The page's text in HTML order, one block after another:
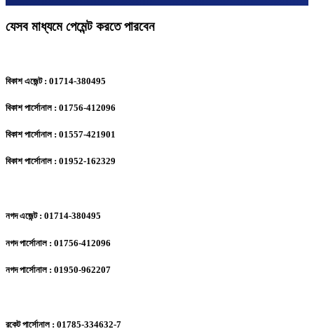
যেসব মাধ্যমে পেমেন্ট করতে পারবেন
বিকাশ এজেন্ট : 01714-380495
বিকাশ পার্সোনাল : 01756-412096
বিকাশ পার্সোনাল : 01557-421901
বিকাশ পার্সোনাল : 01952-162329
নগদ এজেন্ট : 01714-380495
নগদ পার্সোনাল : 01756-412096
নগদ পার্সোনাল : 01950-962207
রকেট পার্সোনাল : 01785-334632-7